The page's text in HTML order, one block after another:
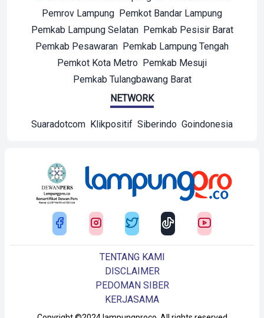
Pemrov Lampung Pemkot Bandar Lampung
Pemkab Lampung Selatan Pemkab Pesisir Barat
Pemkab Pesawaran Pemkab Lampung Tengah
Pemkot Kota Metro Pemkab Mesuji
Pemkab Tulangbawang Barat
NETWORK
Suaradotcom Klikpositif Siberindo Goindonesia
TENTANG KAMI
DISCLAIMER
PEDOMAN SIBER
KERJASAMA